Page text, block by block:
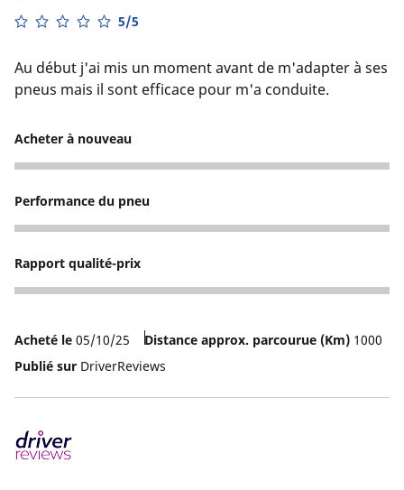
5/5
Au début j'ai mis un moment avant de m'adapter à ses
pneus mais il sont efficace pour m'a conduite.
Acheter à nouveau
5
Performance du pneu
5
Rapport qualité-prix
5
Acheté le 05/10/25 Distance approx. parcourue (Km) 1000
Publié sur DriverReviews